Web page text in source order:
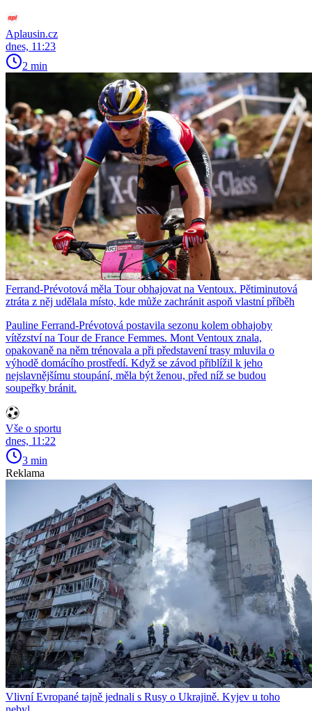
Aplausin.cz
dnes, 11:23
2 min
Ferrand-Prévotová měla Tour obhajovat na Ventoux. Pětiminutová
ztráta z něj udělala místo, kde může zachránit aspoň vlastní příběh
Pauline Ferrand-Prévotová postavila sezonu kolem obhajoby
vítězství na Tour de France Femmes. Mont Ventoux znala,
opakovaně na něm trénovala a při představení trasy mluvila o
výhodě domácího prostředí. Když se závod přiblížil k jeho
nejslavnějšímu stoupání, měla být ženou, před níž se budou
soupeřky bránit.
Vše o sportu
dnes, 11:22
3 min
Reklama
Vlivní Evropané tajně jednali s Rusy o Ukrajině. Kyjev u toho